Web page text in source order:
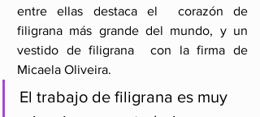
entre ellas destaca el  corazón de
filigrana más grande del mundo, y un
vestido de filigrana  con la firma de
Micaela Oliveira.
El trabajo de filigrana es muy